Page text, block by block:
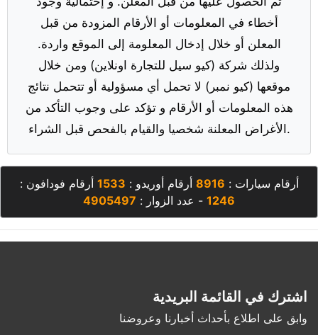
أخطاء في المعلومات أو الأرقام المزودة من قبل
المعلن أو خلال إدخال المعلومة إلى الموقع واردة.
ولذلك شركة (كيو سيل للتجارة اونلاين) ومن خلال
موقعها (كيو نمبر) لا تحمل أي مسؤولية أو تتحمل نتائج
هذه المعلومات أو الأرقام و تؤكد على وجوب التأكد من
الأغراض المعلنة شخصيا والقيام بالفحص قبل الشراء.
أرقام سيارات : 8916 أرقام أوريدو : 1533 أرقام فودافون :
1246 - عدد الزوار : 4905497
اشترك في القائمة البريدية
وابق على اطلاع بأحداث أخبارنا وعروضنا